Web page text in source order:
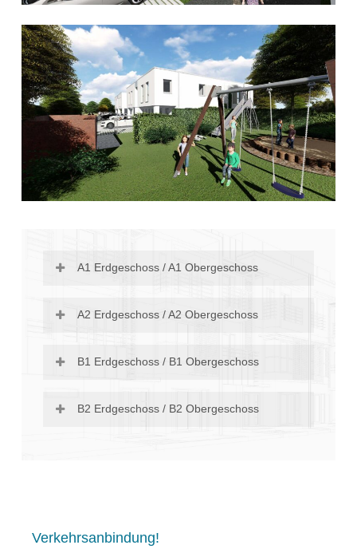
A1 Erdgeschoss / A1 Obergeschoss
A2 Erdgeschoss / A2 Obergeschoss
A2 – Erdgeschosswohnung
B1 Erdgeschoss / B1 Obergeschoss
B2 Erdgeschoss / B2 Obergeschoss
Verkehrsanbindung!